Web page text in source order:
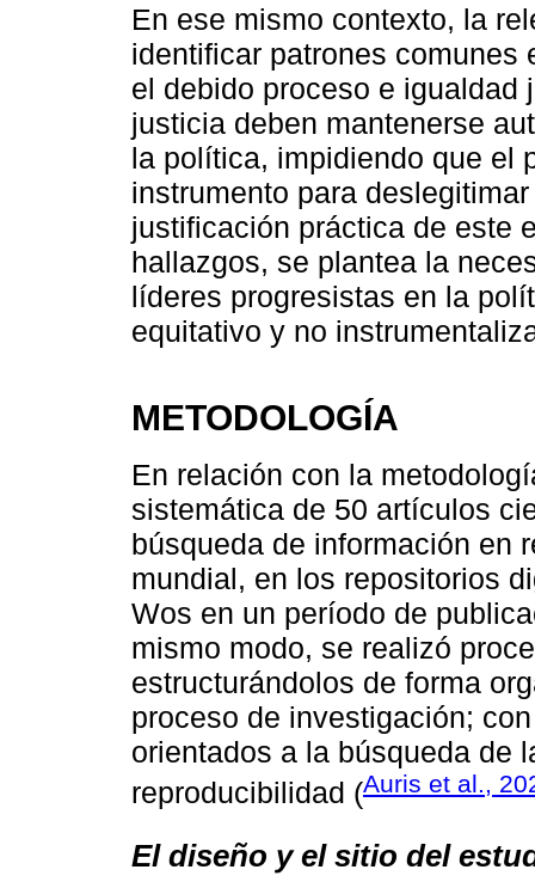
En ese mismo contexto, la
identificar patrones comunes
el debido proceso e igualdad
justicia deben mantenerse
la política, impidiendo que el
instrumento para
justificación práctica de este
hallazgos, se plantea la
líderes progresistas en la
equitativo y no
METODOLOGÍA
En relación con la
sistemática de 50 artículos
búsqueda de información en
mundial, en los repositorios
Wos en un período de
mismo modo, se realizó
estructurándolos de forma
proceso de investigación;
orientados a la búsqueda de
reproducibilidad (Auris et al.,
El diseño y el sitio del